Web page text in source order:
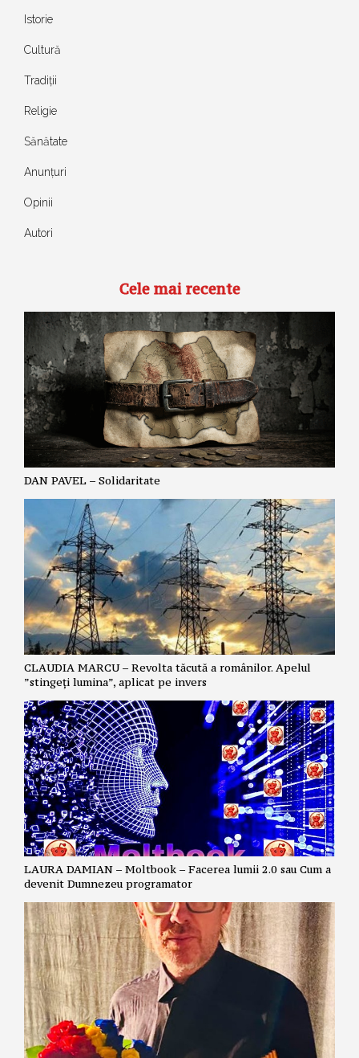
Istorie
Cultură
Tradiții
Religie
Sănătate
Anunțuri
Opinii
Autori
Cele mai recente
DAN PAVEL – Solidaritate
CLAUDIA MARCU – Revolta tăcută a românilor. Apelul
”stingeți lumina”, aplicat pe invers
LAURA DAMIAN – Moltbook – Facerea lumii 2.0 sau Cum a
devenit Dumnezeu programator